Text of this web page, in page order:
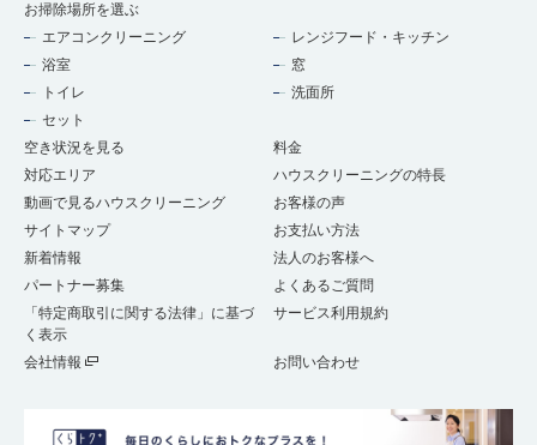
お掃除場所を選ぶ
エアコンクリーニング
レンジフード・キッチン
浴室
窓
トイレ
洗面所
セット
空き状況を見る
料金
対応エリア
ハウスクリーニングの特長
動画で見るハウスクリーニング
お客様の声
サイトマップ
お支払い方法
新着情報
法人のお客様へ
パートナー募集
よくあるご質問
「特定商取引に関する法律」に基づ
く表示
サービス利用規約
会社情報 お問い合わせ